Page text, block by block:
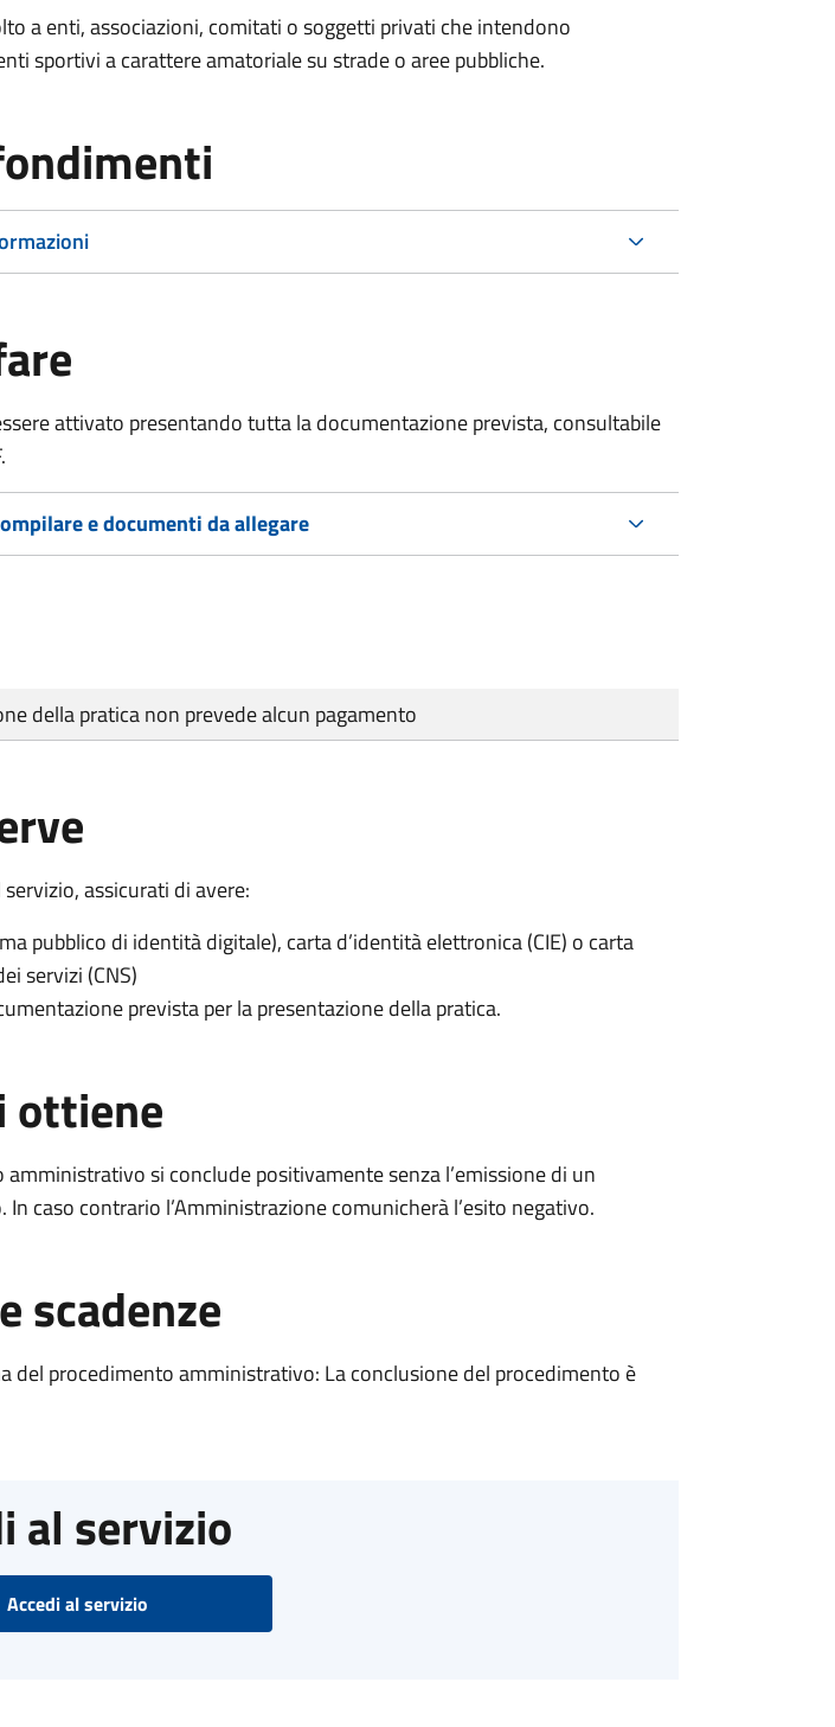
a enti, associazioni, comitati o soggetti privati che intendono
sportivi a carattere amatoriale su strade o aree pubbliche.
attivato presentando tutta la documentazione prevista, consultabile
e documenti da allegare
della pratica non prevede alcun pagamento
assicurati di avere:
pubblico di identità digitale), carta d’identità elettronica (CIE) o carta
servizi (CNS)
prevista per la presentazione della pratica.
ottiene
amministrativo si conclude positivamente senza l’emissione di un
caso contrario l’Amministrazione comunicherà l’esito negativo.
scadenze
del procedimento amministrativo: La conclusione del procedimento è
al servizio
Accedi al servizio